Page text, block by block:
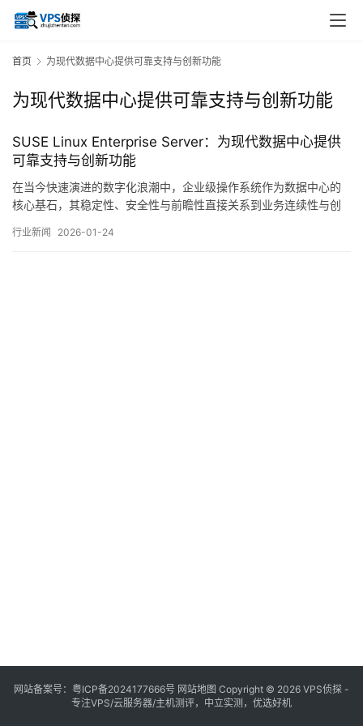
首页 为现代数据中心提供可靠支持与创新功能
为现代数据中心提供可靠支持与创新功能
SUSE Linux Enterprise Server：为现代数据中心提供
可靠支持与创新功能
在当今快速演进的数字化浪潮中，企业级操作系统作为数据中心的
核心基石，其稳定性、安全性与前瞻性直接关系到业务连续性与创
历经市场考验的企业级Linux发行版，不仅继承了开源社区的创新活
行业新闻 2026-01-24
网站备案号： 粤ICP备2024177666号 网站地图 Copyright © 2026 VPS侦探 -
专注VPS/云服务器/主机测评，中立实测，优选好机